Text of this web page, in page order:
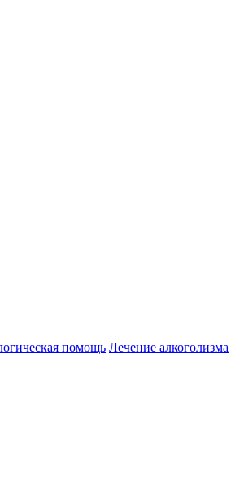
помощь Лечение алкоголизма